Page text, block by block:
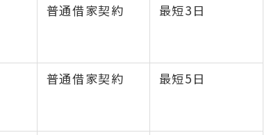
普通借家契約 最短3日
普通借家契約 最短5日